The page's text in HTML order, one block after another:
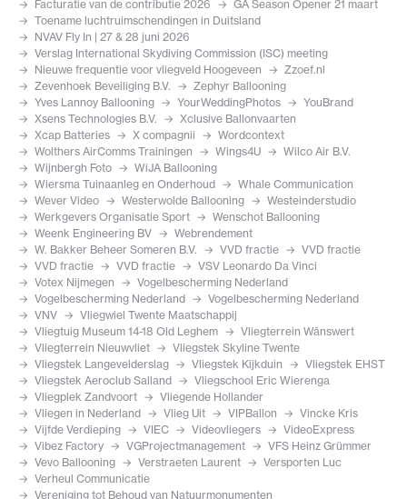
Facturatie van de contributie 2026
GA Season Opener 21 maart
Toename luchtruimschendingen in Duitsland
NVAV Fly In | 27 & 28 juni 2026
Verslag International Skydiving Commission (ISC) meeting
Nieuwe frequentie voor vliegveld Hoogeveen
Zzoef.nl
Zevenhoek Beveiliging B.V.
Zephyr Ballooning
Yves Lannoy Ballooning
YourWeddingPhotos
YouBrand
Xsens Technologies B.V.
Xclusive Ballonvaarten
Xcap Batteries
X compagnii
Wordcontext
Wolthers AirComms Trainingen
Wings4U
Wilco Air B.V.
Wijnbergh Foto
WiJA Ballooning
Wiersma Tuinaanleg en Onderhoud
Whale Communication
Wever Video
Westerwolde Ballooning
Westeinderstudio
Werkgevers Organisatie Sport
Wenschot Ballooning
Weenk Engineering BV
Webrendement
W. Bakker Beheer Someren B.V.
VVD fractie
VVD fractie
VVD fractie
VVD fractie
VSV Leonardo Da Vinci
Votex Nijmegen
Vogelbescherming Nederland
Vogelbescherming Nederland
Vogelbescherming Nederland
VNV
Vliegwiel Twente Maatschappij
Vliegtuig Museum 14-18 Old Leghem
Vliegterrein Wânswert
Vliegterrein Nieuwvliet
Vliegstek Skyline Twente
Vliegstek Langevelderslag
Vliegstek Kijkduin
Vliegstek EHST
Vliegstek Aeroclub Salland
Vliegschool Eric Wierenga
Vliegplek Zandvoort
Vliegende Hollander
Vliegen in Nederland
Vlieg Uit VIPBallon
Vincke Kris
Vijfde Verdieping
VIEC Videovliegers
VideoExpress
Vibez Factory
VGProjectmanagement
VFS Heinz Grümmer
Vevo Ballooning
Verstraeten Laurent
Versporten Luc
Verheul Communicatie
Vereniging tot Behoud van Natuurmonumenten